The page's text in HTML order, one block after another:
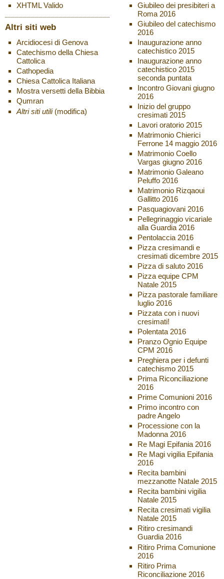
XHTMLValido
Altri siti web
Arcidiocesi di Genova
Catechismo della Chiesa
Cattolica
Cathopedia
Chiesa Cattolica Italiana
Mostra versetti della Bibbia
Qumran
Altri siti utili (modifica)
Giubileo dei presibiteri a
Roma 2016
Giubileo del catechismo
2016
Inaugurazione anno
catechistico 2015
Inaugurazione anno
catechistico 2015
seconda puntata
Incontro Giovani giugno
2016
Inizio del gruppo
cresimati 2015
Lavori oratorio 2015
Matrimonio Chierici
Ferrone 14 maggio 2016
Matrimonio Coello
Vargas giugno 2016
Matrimonio Galeano
Peluffo 2016
Matrimonio Rizqaoui
Gallitto 2016
Pasquagiovani 2016
Pellegrinaggio vicariale
alla Guardia 2016
Pentolaccia 2016
Pizza cresimandi e
cresimati dicembre 2015
Pizza di saluto 2016
Pizza equipe CPM
Natale 2015
Pizza pastorale familiare
luglio 2016
Pizzata con i nuovi
cresimati!
Polentata 2016
Pranzo Ognio Equipe
CPM 2016
Preghiera per i defunti
catechismo 2015
Prima Riconciliazione
2016
Prime Comunioni 2016
Primo incontro con
padre Angelo
Processione con la
Madonna 2016
Re Magi Epifania 2016
Re Magi vigilia Epifania
2016
Recita bambini
mezzanotte Natale 2015
Recita bambini vigilia
Natale 2015
Recita cresimati vigilia
Natale 2015
Ritiro cresimandi
Guardia 2016
Ritiro Prima Comunione
2016
Ritiro Prima
Riconciliazione 2016